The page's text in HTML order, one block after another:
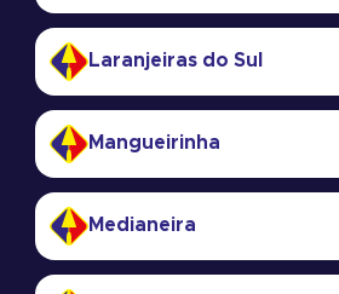
Laranjeiras do Sul
Mangueirinha
Medianeira